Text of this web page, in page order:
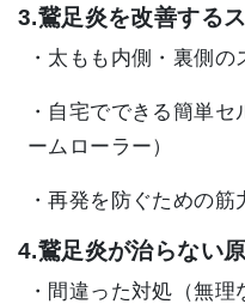
3.鵞足炎を改善する
・太もも内側・裏側
・自宅でできる簡単
ームローラー）
・再発を防ぐための
4.鵞足炎が治らない
・間違った対処（無